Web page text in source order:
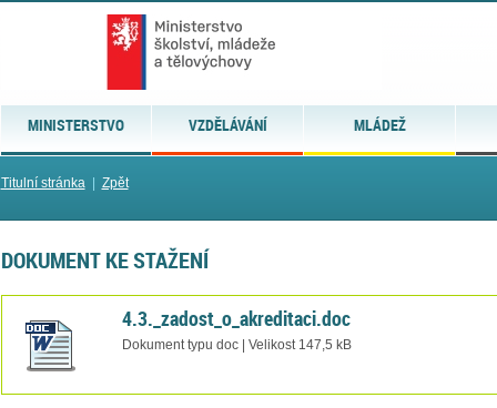
MINISTERSTVO VZDĚLÁVÁNÍ MLÁDEŽ
Titulní stránka| Zpět
DOKUMENT KE STAŽENÍ
4.3._zadost_o_akreditaci.doc
Dokument typu doc | Velikost 147,5 kB